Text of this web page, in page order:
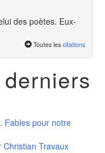
des poètes. Eux-
Toutes les citations
Fables pour notre
Christian Travaux